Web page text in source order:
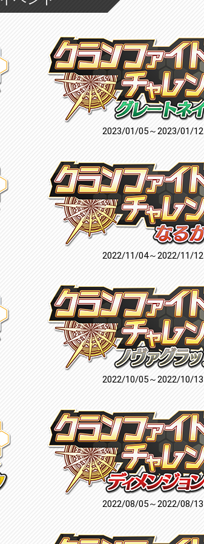
2023/01/05～2023/01/12
2022/11/04～2022/11/12
2022/10/05～2022/10/13
2022/08/05～2022/08/13